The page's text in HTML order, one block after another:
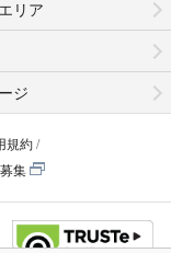
リア
ジ
規約
集